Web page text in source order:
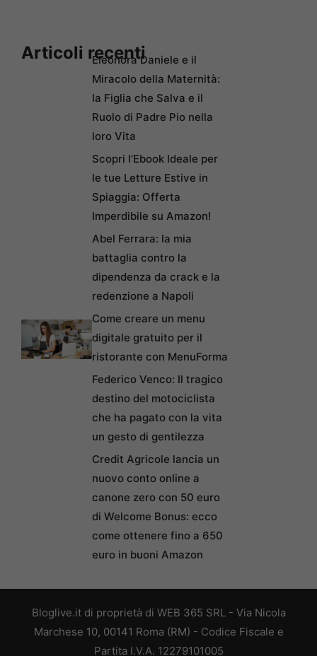
Articoli recentiEleonora Daniele e il
Miracolo della Maternità:
la Figlia che Salva e il
Ruolo di Padre Pio nella
loro Vita
Scopri l’Ebook Ideale per
le tue Letture Estive in
Spiaggia: Offerta
Imperdibile su Amazon!
Abel Ferrara: la mia
battaglia contro la
dipendenza da crack e la
redenzione a Napoli
Come creare un menu
digitale gratuito per il
ristorante con MenuForma
Federico Venco: Il tragico
destino del motociclista
che ha pagato con la vita
un gesto di gentilezza
Credit Agricole lancia un
nuovo conto online a
canone zero con 50 euro
di Welcome Bonus: ecco
come ottenere fino a 650
euro in buoni Amazon
Bloglive.it di proprietà di WEB 365 SRL - Via Nicola
Marchese 10, 00141 Roma (RM) - Codice Fiscale e
Partita I.V.A. 12279101005